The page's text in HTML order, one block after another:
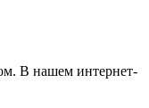
В нашем интернет-